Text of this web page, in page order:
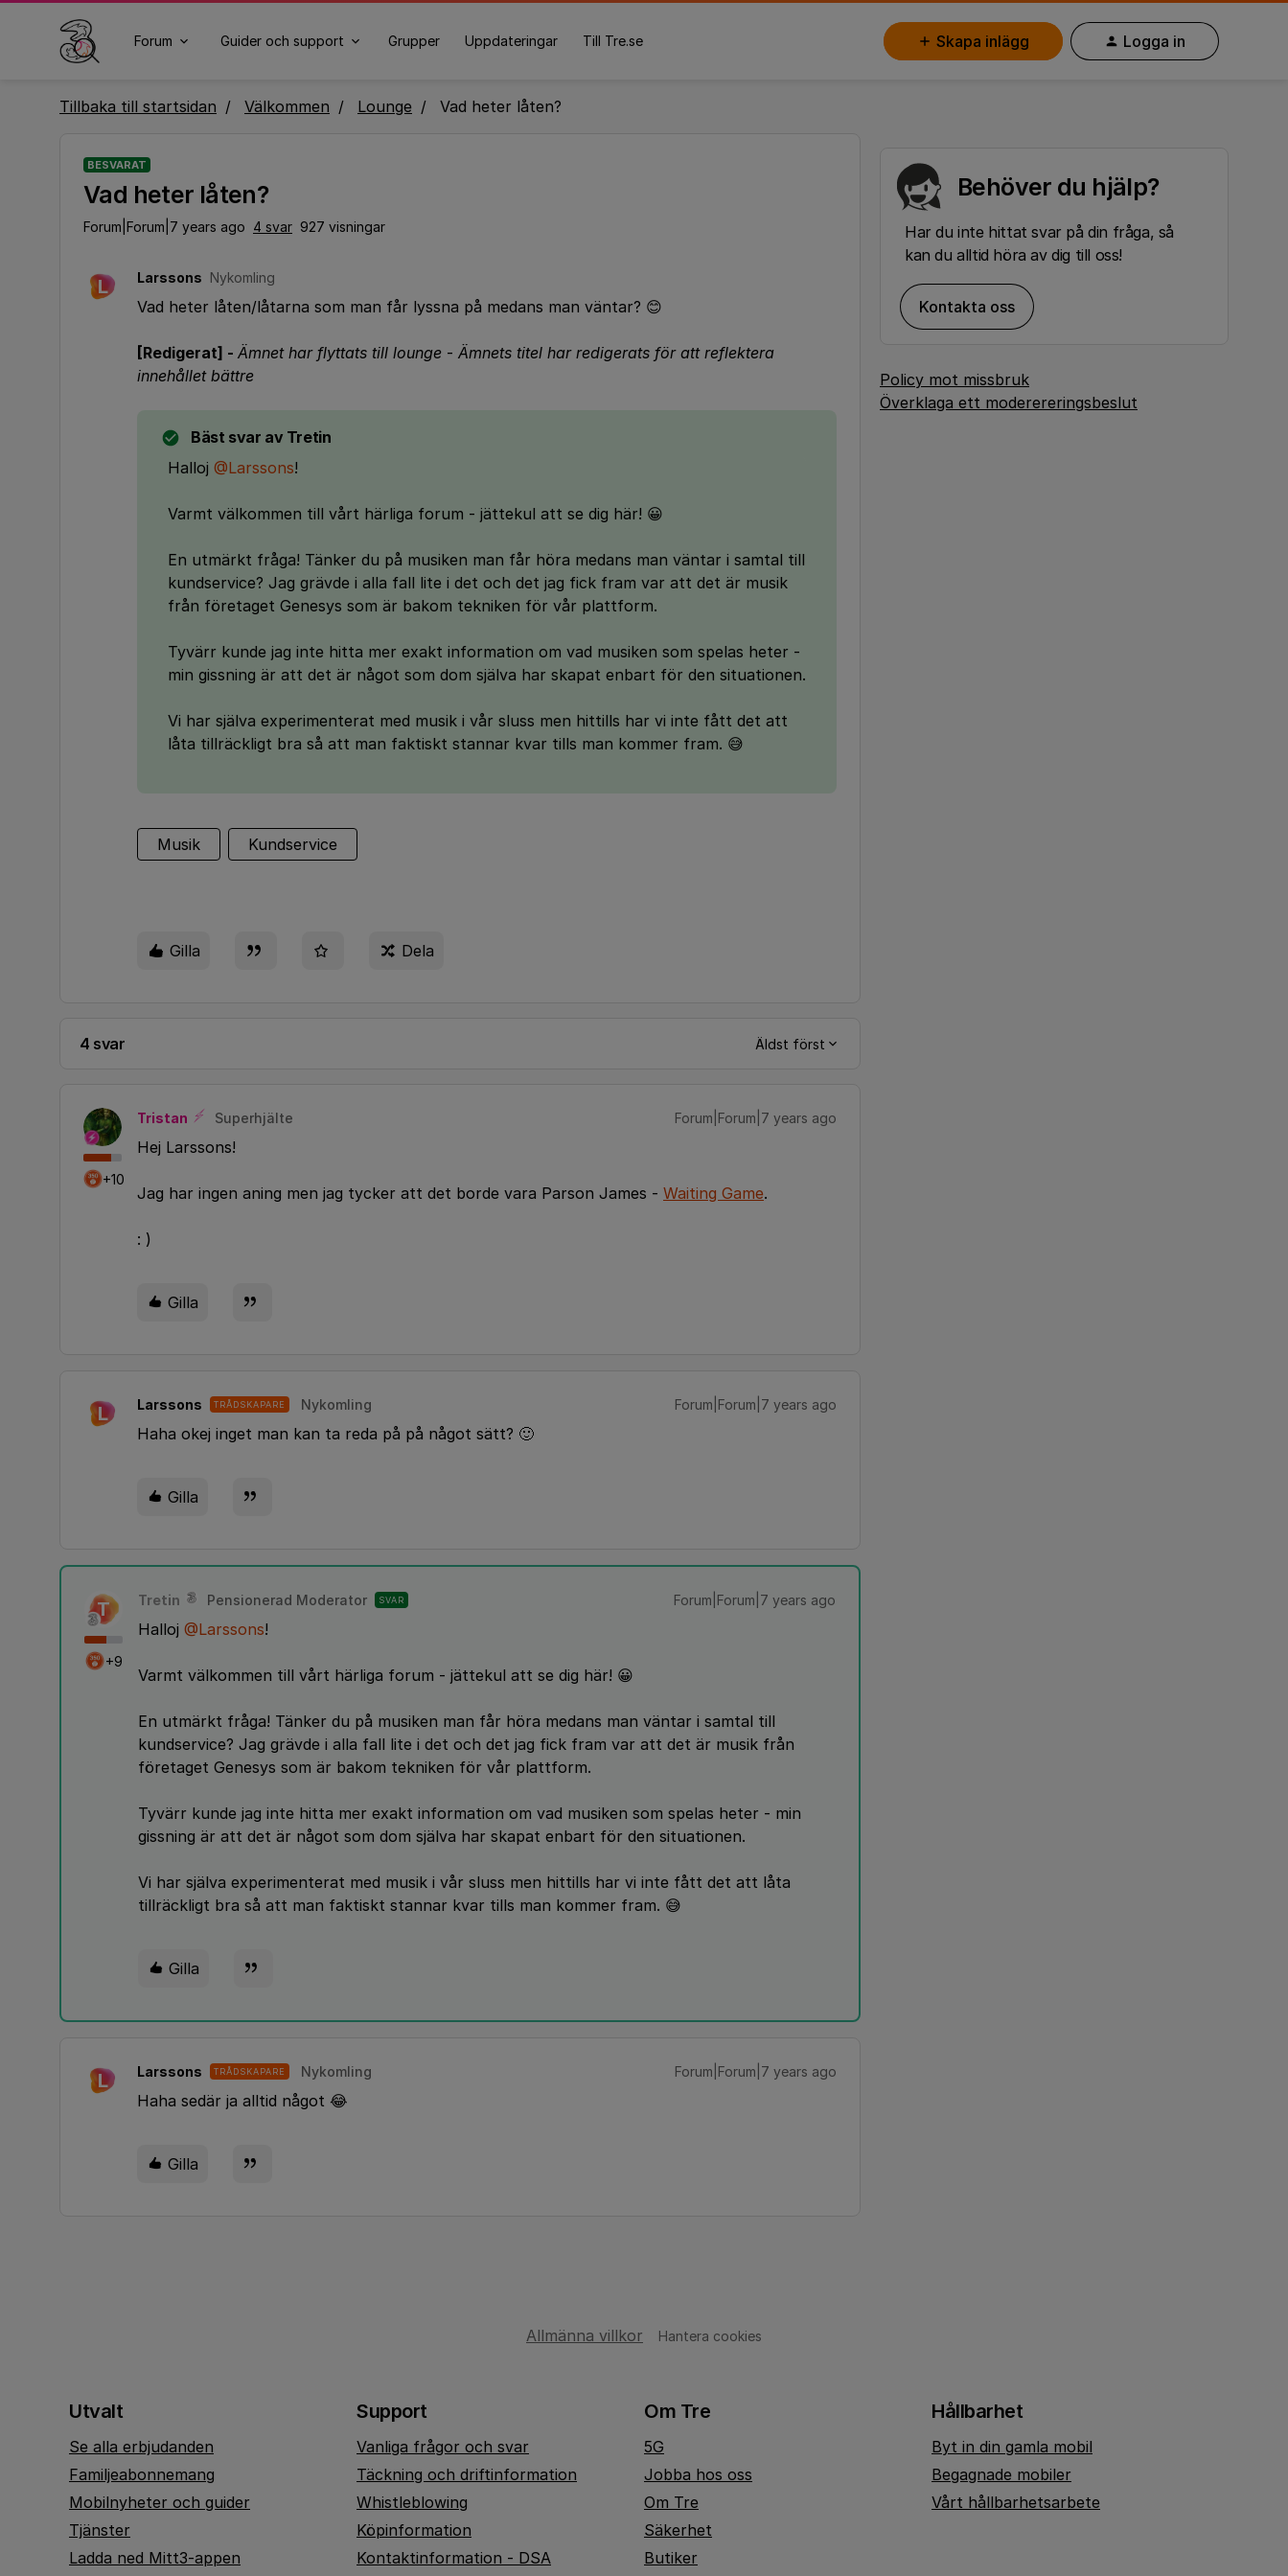
Forum Guider och support Grupper Uppdateringar Till Tre.se Skapa inlägg Logga in
Tillbaka till startsidan Välkommen Lounge Vad heter låten?
BESVARAT
Vad heter låten?
Forum|Forum|7 years ago 4 svar 927 visningar
L Larssons Nykomling
Vad heter låten/låtarna som man får lyssna på medans man väntar? 😊
[Redigerat] - Ämnet har flyttats till lounge - Ämnets titel har redigerats för att reflektera
innehållet bättre
Bäst svar av Tretin
Halloj @Larssons!
Varmt välkommen till vårt härliga forum - jättekul att se dig här! 😀
En utmärkt fråga! Tänker du på musiken man får höra medans man väntar i samtal till
kundservice? Jag grävde i alla fall lite i det och det jag fick fram var att det är musik
från företaget Genesys som är bakom tekniken för vår plattform.
Tyvärr kunde jag inte hitta mer exakt information om vad musiken som spelas heter -
min gissning är att det är något som dom själva har skapat enbart för den situationen.
Vi har själva experimenterat med musik i vår sluss men hittills har vi inte fått det att
låta tillräckligt bra så att man faktiskt stannar kvar tills man kommer fram. 😅
Musik Kundservice
Gilla Dela
4 svar Äldst först
+10
Tristan Superhjälte Forum|Forum|7 years ago
Hej Larssons!
Jag har ingen aning men jag tycker att det borde vara Parson James - Waiting Game.
: )
Gilla
L Larssons TRÅDSKAPARE Nykomling Forum|Forum|7 years ago
Haha okej inget man kan ta reda på på något sätt? 🙂
Gilla
T
+9
Tretin Pensionerad Moderator SVAR Forum|Forum|7 years ago
Halloj @Larssons!
Varmt välkommen till vårt härliga forum - jättekul att se dig här! 😀
En utmärkt fråga! Tänker du på musiken man får höra medans man väntar i samtal till
kundservice? Jag grävde i alla fall lite i det och det jag fick fram var att det är musik från
företaget Genesys som är bakom tekniken för vår plattform.
Tyvärr kunde jag inte hitta mer exakt information om vad musiken som spelas heter - min
gissning är att det är något som dom själva har skapat enbart för den situationen.
Vi har själva experimenterat med musik i vår sluss men hittills har vi inte fått det att låta
tillräckligt bra så att man faktiskt stannar kvar tills man kommer fram. 😅
Gilla
L Larssons TRÅDSKAPARE Nykomling Forum|Forum|7 years ago
Haha sedär ja alltid något 😂
Gilla
Behöver du hjälp?
Har du inte hittat svar på din fråga, så
kan du alltid höra av dig till oss!
Kontakta oss
Policy mot missbruk
Överklaga ett moderereringsbeslut
Allmänna villkor Hantera cookies
Utvalt
Se alla erbjudanden
Familjeabonnemang
Mobilnyheter och guider
Tjänster
Ladda ned Mitt3-appen
Support
Vanliga frågor och svar
Täckning och driftinformation
Whistleblowing
Köpinformation
Kontaktinformation - DSA
Om Tre
5G
Jobba hos oss
Om Tre
Säkerhet
Butiker
Hållbarhet
Byt in din gamla mobil
Begagnade mobiler
Vårt hållbarhetsarbete